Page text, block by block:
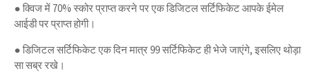
● क्विज में 70% स्कोर प्राप्त करने पर एक डिजिटल सर्टिफिकेट आपके ईमेल
आईडी पर प्राप्त होगी।
● डिजिटल सर्टिफिकेट एक दिन मात्र 99 सर्टिफिकेट ही भेजे जाएंगे, इसलिए थोड़ा
सा सब्र रखे।